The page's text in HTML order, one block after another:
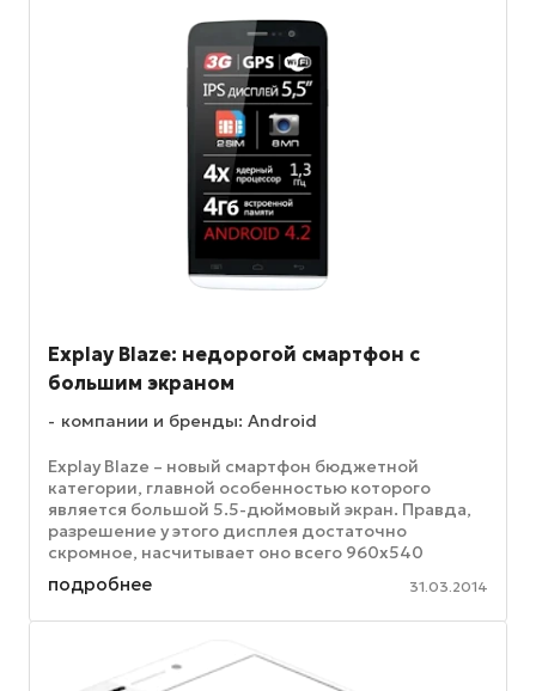
Explay Blaze: недорогой смартфон с
большим экраном
компании и бренды: Android
Explay Blaze – новый смартфон бюджетной
категории, главной особенностью которого
является большой 5.5-дюймовый экран. Правда,
разрешение у этого дисплея достаточно
скромное, насчитывает оно всего 960х540
пикселей. Однако матрица довольно ...
подробнее 31.03.2014